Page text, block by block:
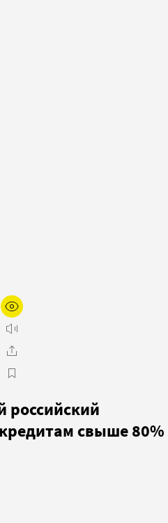
свыше 80%